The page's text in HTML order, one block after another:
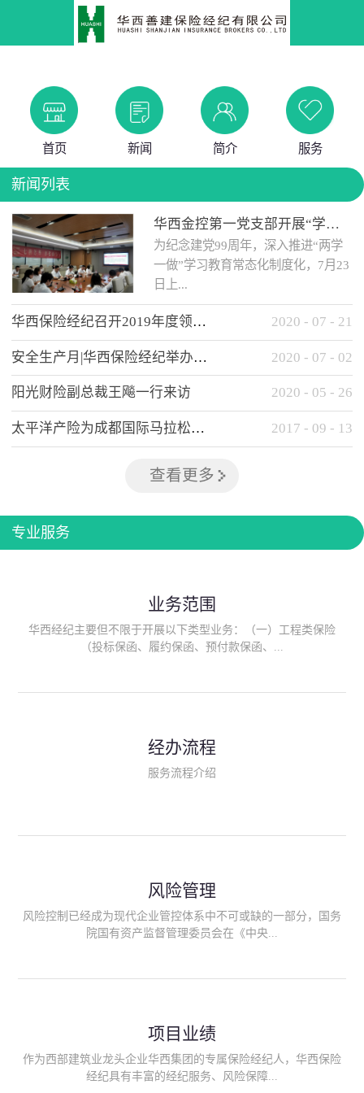
首页 新闻 简介 服务
新闻列表
华西金控第一党支部开展“学党史 知党情 做合格党员”主题教育工作会
为纪念建党99周年，深入推进“两学
一做”学习教育常态化制度化，7月23
日上...
午，华西金控第一党支部举办了“学
党史、知党情、...
华西保险经纪召开2019年度领导班子述职考核工作会 2020 - 07 - 21
安全生产月|华西保险经纪举办应急消防安全知识培训 2020 - 07 - 02
阳光财险副总裁王飚一行来访 2020 - 05 - 26
太平洋产险为成都国际马拉松提供全方位保险保障 2017 - 09 - 13
查看更多
专业服务
业务范围
华西经纪主要但不限于开展以下类型业务：（一）工程类保险
（投标保函、履约保函、预付款保函、...
险、政府公共安全责任保险/自然灾害公众责任保险、精神病监护
人责任险、首台套/首版次保险、科技保险等）；（三）传统财产
险产品；（六）保险招投标业务。随着业务的开展，华西经纪会
供专业、优质的保险经纪服务。
经办流程
服务流程介绍
风险管理
风险控制已经成为现代企业管控体系中不可或缺的一部分，国务
院国有资产监督管理委员会在《中央...
能够为客户降低风险管理成本，提高经营效率；能够为企业提供
从风险评估、风险分析、风险防范、风险转移到灾后防损、索赔
等全方位、全过程、专家式的服务，拓展和深化由保险公司提供
项目业绩
作为西部建筑业龙头企业华西集团的专属保险经纪人，华西保险
经纪具有丰富的经纪服务、风险保障...